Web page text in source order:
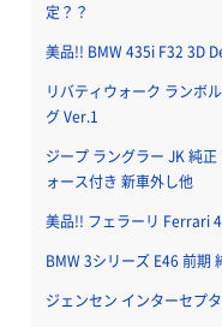
定？？
美品!! BMW 435i F32 3D
リバティウォーク ランボ
グ Ver.1
ジープ ラングラー JK 純
ォース付き 新車外し他
美品!! フェラーリ Ferrari
BMW 3シリーズ E46 前期
ジェンセン インターセプ